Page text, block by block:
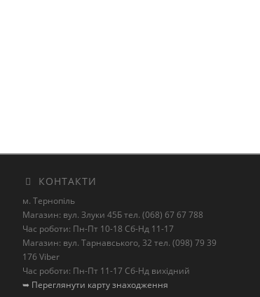
КОНТАКТИ
м. Тернопіль
Магазин: вул. Злуки 45Б тел. (068) 67 67 788
Час роботи: Пн-Пт 10-18 Сб-Нд 11-17
Магазин: вул. Тарнавського, 32 тел. (098) 79 39
176 Viber
Час роботи: Пн-Пт 11-17 Сб-Нд вихідний
➥ Переглянути карту знаходження